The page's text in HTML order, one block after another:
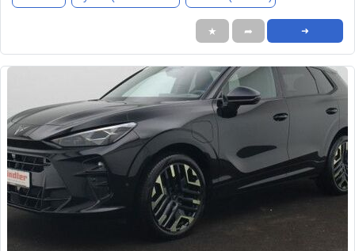
★ ➦ ➜